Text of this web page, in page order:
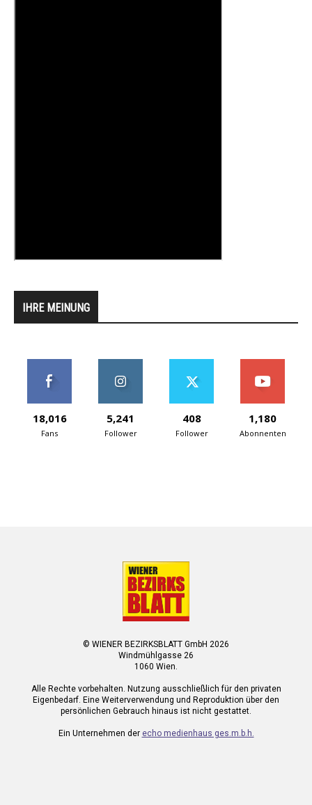
IHRE MEINUNG
18,016
Fans
5,241
Follower
408
Follower
1,180
Abonnenten
© WIENER BEZIRKSBLATT GmbH 2026
Windmühlgasse 26
1060 Wien.
Alle Rechte vorbehalten. Nutzung ausschließlich für den privaten
Eigenbedarf. Eine Weiterverwendung und Reproduktion über den
persönlichen Gebrauch hinaus ist nicht gestattet.
Ein Unternehmen der echo medienhaus ges.m.b.h.